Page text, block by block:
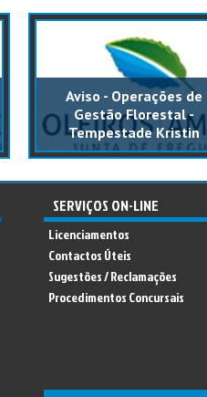
Aviso - Operações de
Gestão Florestal -
Tempestade Kristin
SERVIÇOS ON-LINE
Licenciamentos
Contactos Úteis
Sugestões / Reclamações
Procedimentos Concursais